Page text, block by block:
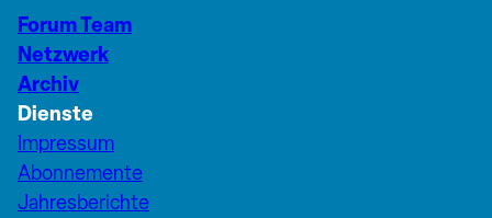
Forum Team
Netzwerk
Archiv
Dienste
Impressum
Abonnemente
Jahresberichte